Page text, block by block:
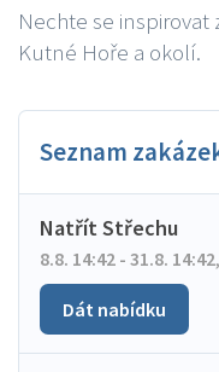
Nechte se
Kutné Hoře a okolí.
Seznam
Natřít Střechu
8.8. 14:42 - 31.8. 14:42,
Dát nabídku